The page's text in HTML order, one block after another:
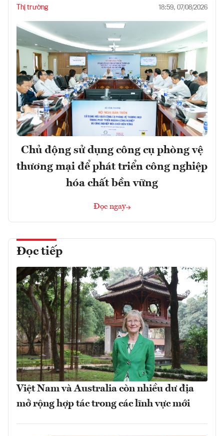
Thị trường 18:59, 07/08/2026
Chủ động sử dụng công cụ phòng vệ
thương mại để phát triển công nghiệp
hóa chất bền vững
Đọc ngay
Đọc tiếp
Việt Nam và Australia còn nhiều dư địa
mở rộng hợp tác trong các lĩnh vực mới